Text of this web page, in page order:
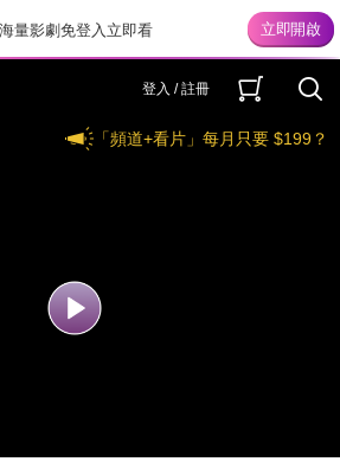
量影劇免登入立即看
登入 / 註冊
「頻道+看片」每月只要 $199？